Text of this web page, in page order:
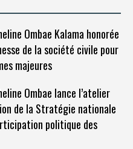
Ombae Kalama honorée
de la société civile pour
majeures
Ombae lance l’atelier
de la Stratégie nationale
politique des